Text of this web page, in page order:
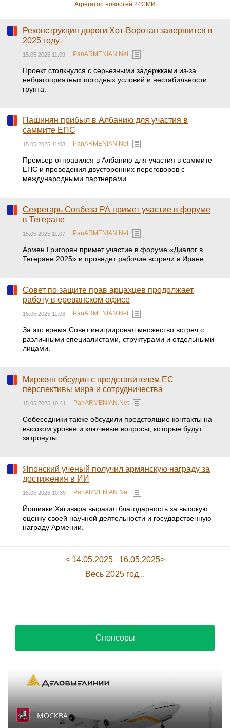
Агрегатор новостей 24СМИ
Реконструкция дороги Хот-Воротан завершится в
2025 году
15.05.2025 11:09 PanARMENIAN.Net
Проект столкнулся с серьезными задержками из-за
неблагоприятных погодных условий и нестабильности
грунта.
Пашинян прибыл в Албанию для участия в
саммите ЕПС
15.05.2025 11:08 PanARMENIAN.Net
Премьер отправился в Албанию для участия в саммите
ЕПС и проведения двусторонних переговоров с
международными партнерами.
Секретарь Совбеза РА примет участие в форуме
в Тегеране
15.05.2025 11:07 PanARMENIAN.Net
Армен Григорян примет участие в форуме «Диалог в
Тегеране 2025» и проведет рабочие встречи в Иране.
Совет по защите прав арцахцев продолжает
работу в ереванском офисе
15.05.2025 11:06 PanARMENIAN.Net
За это время Совет инициировал множество встреч с
различными специалистами, структурами и отдельными
лицами.
Мирзоян обсудил с представителем ЕС
перспективы мира и сотрудничества
15.05.2025 10:41 PanARMENIAN.Net
Собеседники также обсудили предстоящие контакты на
высоком уровне и ключевые вопросы, которые будут
затронуты.
Японский ученый получил армянскую награду за
достижения в ИИ
15.05.2025 10:39 PanARMENIAN.Net
Йошиаки Хагивара выразил благодарность за высокую
оценку своей научной деятельности и государственную
награду Армении.
< 14.05.2025
16.05.2025>
Весь 2025 год...
Спонсоры
МОСКВА